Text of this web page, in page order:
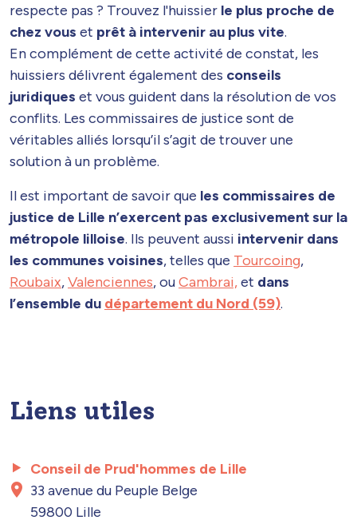
respecte pas ? Trouvez l'huissier le plus proche de
chez vous et prêt à intervenir au plus vite.
En complément de cette activité de constat, les
huissiers délivrent également des conseils
juridiques et vous guident dans la résolution de vos
conflits. Les commissaires de justice sont de
véritables alliés lorsqu’il s’agit de trouver une
solution à un problème.
Il est important de savoir que les commissaires de
justice de Lille n’exercent pas exclusivement sur la
métropole lilloise. Ils peuvent aussi intervenir dans
les communes voisines, telles que Tourcoing,
Roubaix,Valenciennes, ouCambrai,et dans
l’ensemble du département du Nord (59).
Liens utiles
Conseil de Prud'hommes de Lille
33 avenue du Peuple Belge
59800 Lille